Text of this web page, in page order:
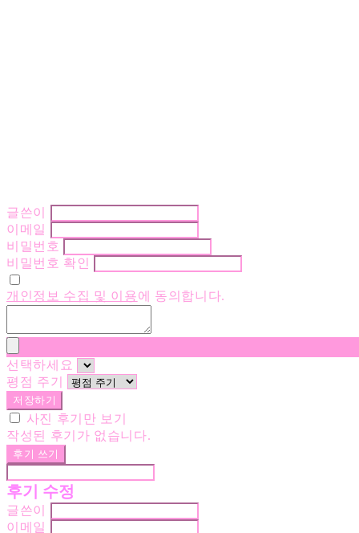
글쓴이
이메일
비밀번호
비밀번호 확인
개인정보 수집 및 이용에 동의합니다.
선택하세요
평점 주기
저장하기
사진 후기만 보기
작성된 후기가 없습니다.
후기 쓰기
후기 수정
글쓴이
이메일